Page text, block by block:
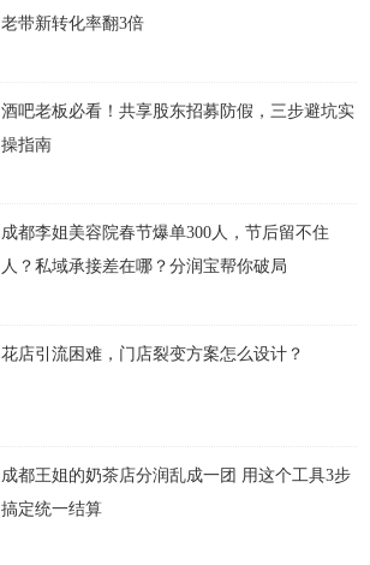
老带新转化率翻3倍
酒吧老板必看！共享股东招募防假，三步避坑实
操指南
成都李姐美容院春节爆单300人，节后留不住
人？私域承接差在哪？分润宝帮你破局
花店引流困难，门店裂变方案怎么设计？
成都王姐的奶茶店分润乱成一团 用这个工具3步
搞定统一结算